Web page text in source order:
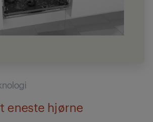
eneste hjørne